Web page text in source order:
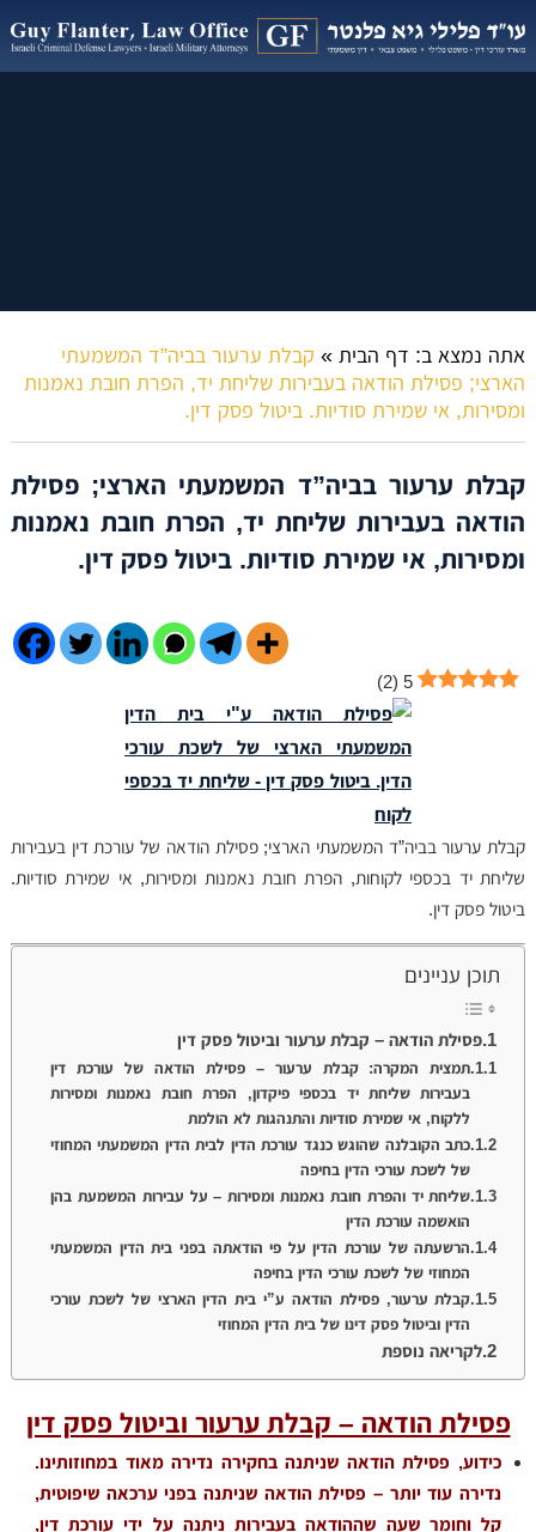
אתה נמצא ב: דף הבית » קבלת ערעור בביה”ד המשמעתי
הארצי; פסילת הודאה בעבירות שליחת יד, הפרת חובת נאמנות
ומסירות, אי שמירת סודיות. ביטול פסק דין.
קבלת ערעור בביה”ד המשמעתי הארצי; פסילת
הודאה בעבירות שליחת יד, הפרת חובת נאמנות
ומסירות, אי שמירת סודיות. ביטול פסק דין.
5
(
2
)
קבלת ערעור בביה”ד המשמעתי הארצי; פסילת הודאה של עורכת דין בעבירות
שליחת יד בכספי לקוחות, הפרת חובת נאמנות ומסירות, אי שמירת סודיות.
ביטול פסק דין.
תוכן עניינים
פסילת הודאה – קבלת ערעור וביטול פסק דין
תמצית המקרה: קבלת ערעור – פסילת הודאה של עורכת דין
בעבירות שליחת יד בכספי פיקדון, הפרת חובת נאמנות ומסירות
ללקוח, אי שמירת סודיות והתנהגות לא הולמת
כתב הקובלנה שהוגש כנגד עורכת הדין לבית הדין המשמעתי המחוזי
של לשכת עורכי הדין בחיפה
שליחת יד והפרת חובת נאמנות ומסירות – על עבירות המשמעת בהן
הואשמה עורכת הדין
הרשעתה של עורכת הדין על פי הודאתה בפני בית הדין המשמעתי
המחוזי של לשכת עורכי הדין בחיפה
קבלת ערעור, פסילת הודאה ע”י בית הדין הארצי של לשכת עורכי
הדין וביטול פסק דינו של בית הדין המחוזי
לקריאה נוספת
פסילת הודאה – קבלת ערעור וביטול פסק דין
כידוע, פסילת הודאה שניתנה בחקירה נדירה מאוד במחוזותינו.
נדירה עוד יותר – פסילת הודאה שניתנה בפני ערכאה שיפוטית,
קל וחומר שעה שההודאה בעבירות ניתנה על ידי עורכת דין,